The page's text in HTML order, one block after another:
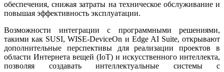
обеспечения, снижая затраты на техническое обслуживание и
повышая эффективность эксплуатации.
Возможности интеграции с программными решениями,
такими как SUSI, WISE-DeviceOn и Edge AI Suite, открывают
дополнительные перспективы для реализации проектов в
области Интернета вещей (IoT) и искусственного интеллекта,
позволяя создавать интеллектуальные системы с